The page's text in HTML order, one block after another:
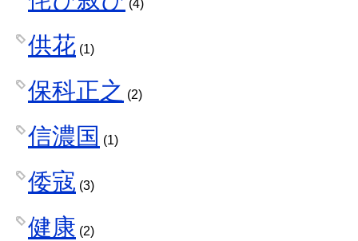
(4)
供花 (1)
保科正之 (2)
信濃国 (1)
倭寇 (3)
健康 (2)